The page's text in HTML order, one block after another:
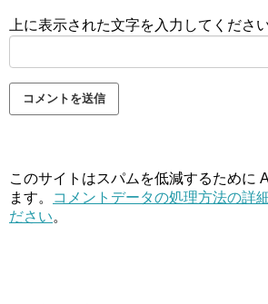
上に表示された文字を入力してください
このサイトはスパムを低減するために
ます。
コメントデータの処理方法の詳
ださい。